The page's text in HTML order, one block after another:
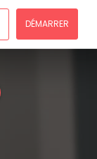
DÉMARRER